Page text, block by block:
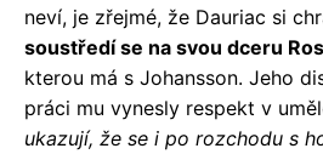
neví, je zřejmé, že Dauriac si
soustředí se na svou dceru
kterou má s Johansson. Jeho
práci mu vynesly respekt v
ukazují, že se i po rozchodu s